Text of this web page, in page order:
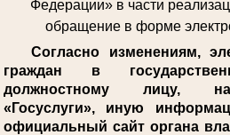
Федерации» в части
обращение в форме
Согласно изменениям,
граждан в
должностному лицу,
«Госуслуги», иную
официальный сайт органа